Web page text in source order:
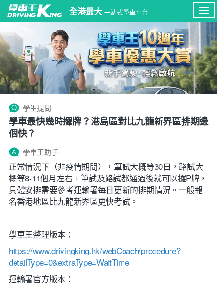
全港最大 一站式學車平台
學生提問
學車最快幾時攞牌？港島區對比九龍新界區排期邊
個快？
學車王助手
正常情況下（非疫情期間），筆試大概等30日，路試大
概等8-11個月左右，筆試及路試都通過後就可以攞P牌，
具體安排需要參考運輸署每日更新的排期情況。一般報
名香港地區比九龍新界區更快考試。
學車王整理版本：
https://www.drivingking.hk/webCoach/procedure?
detailType=0&extraType=WaitTime
運輸署官方版本：